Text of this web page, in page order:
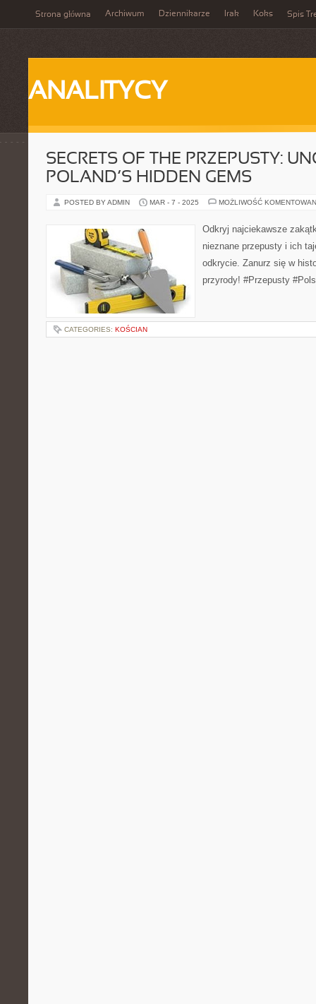
Strona główna Archiwum Dziennikarze Irak Koks Spis
ANALITYCY
SECRETS OF THE PRZEPUSTY:
POLAND’S HIDDEN GEMS
POSTED BY ADMIN MAR - 7 - 2025 MOŻLIWOŚĆ
Odkryj najciekawsze
nieznane przepusty i ich
odkrycie. Zanurz się w
przyrody! #Przepusty
CATEGORIES: KOŚCIAN